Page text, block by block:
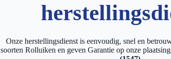
Onze herstellingsdienst is eenvoudig, snel en
soorten Rolluiken en geven Garantie op onze